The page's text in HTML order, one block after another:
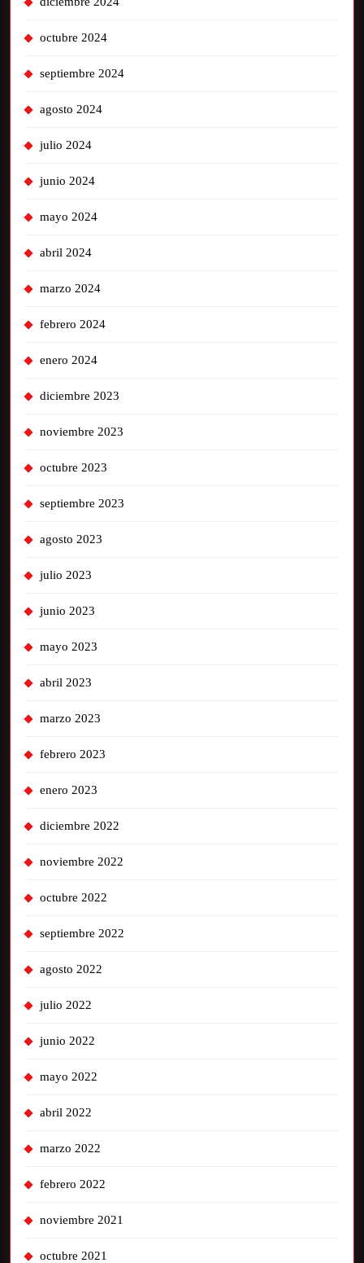
octubre 2024
septiembre 2024
agosto 2024
julio 2024
junio 2024
mayo 2024
abril 2024
marzo 2024
febrero 2024
enero 2024
diciembre 2023
noviembre 2023
octubre 2023
septiembre 2023
agosto 2023
julio 2023
junio 2023
mayo 2023
abril 2023
marzo 2023
febrero 2023
enero 2023
diciembre 2022
noviembre 2022
octubre 2022
septiembre 2022
agosto 2022
julio 2022
junio 2022
mayo 2022
abril 2022
marzo 2022
febrero 2022
noviembre 2021
octubre 2021